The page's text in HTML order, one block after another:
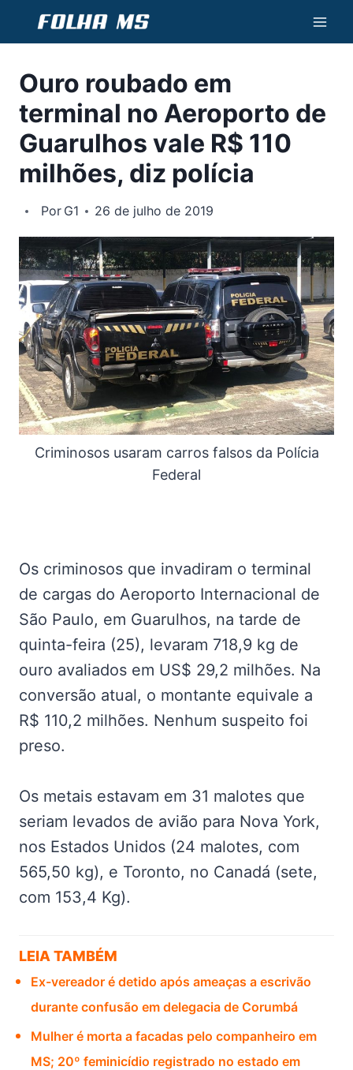
Conteúdo
Ouro roubado em
terminal no Aeroporto de
Guarulhos vale R$ 110
milhões, diz polícia
Por G1 26 de julho de 2019
Criminosos usaram carros falsos da Polícia
Federal
Os criminosos que invadiram o terminal
de cargas do Aeroporto Internacional de
São Paulo, em Guarulhos, na tarde de
quinta-feira (25), levaram 718,9 kg de
ouro avaliados em US$ 29,2 milhões. Na
conversão atual, o montante equivale a
R$ 110,2 milhões. Nenhum suspeito foi
preso.
Os metais estavam em 31 malotes que
seriam levados de avião para Nova York,
nos Estados Unidos (24 malotes, com
565,50 kg), e Toronto, no Canadá (sete,
com 153,4 Kg).
LEIA TAMBÉM
Ex-vereador é detido após ameaças a escrivão
durante confusão em delegacia de Corumbá
Mulher é morta a facadas pelo companheiro em
MS; 20º feminicídio registrado no estado em